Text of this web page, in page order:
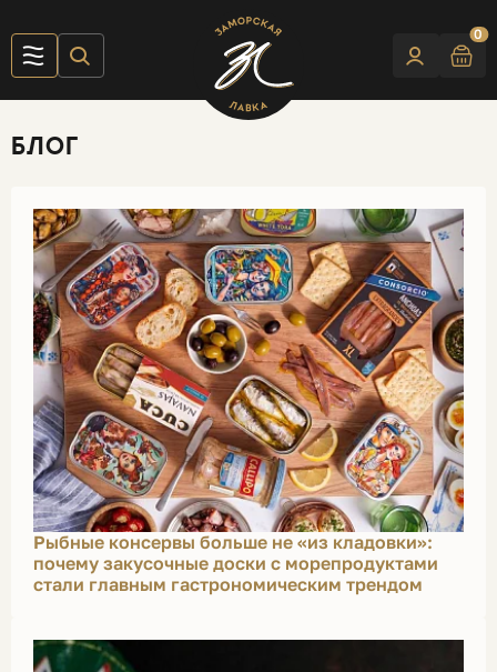
0
БЛОГ
Рыбные консервы больше не «из кладовки»:
почему закусочные доски с морепродуктами
стали главным гастрономическим трендом